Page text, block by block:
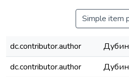
Simple item
dc.contributor.author
dc.contributor.author